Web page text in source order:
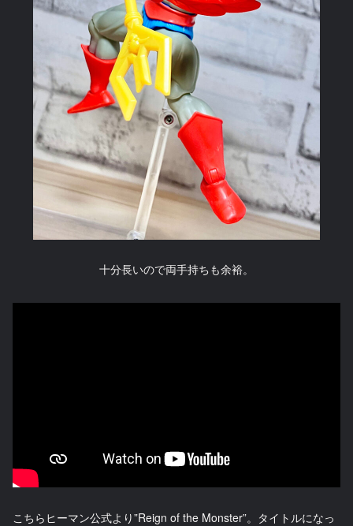
十分長いので両手持ちも余裕。
こちらヒーマン公式より”Reign of the Monster”。タイトルになっ